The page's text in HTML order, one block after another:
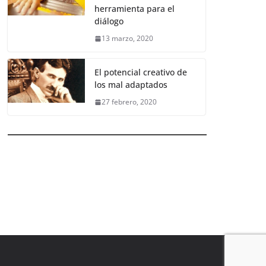
herramienta para el
diálogo
13 marzo, 2020
El potencial creativo de
los mal adaptados
27 febrero, 2020